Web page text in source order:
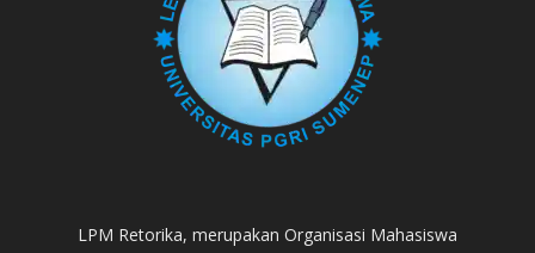
LPM Retorika, merupakan Organisasi Mahasiswa